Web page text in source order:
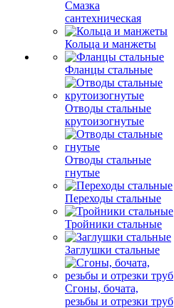
Смазка
сантехническая
Кольца и манжеты
Фланцы стальные
Отводы стальные
крутоизогнутые
Отводы стальные
гнутые
Переходы стальные
Тройники стальные
Заглушки стальные
Сгоны, бочата,
резьбы и отрезки труб